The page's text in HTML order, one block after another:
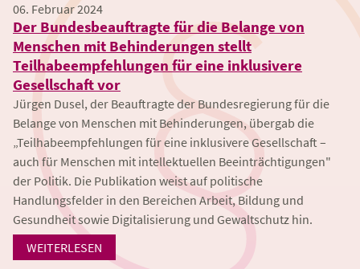
06. Februar 2024
Der Bundesbeauftragte für die Belange von
Menschen mit Behinderungen stellt
Teilhabeempfehlungen für eine inklusivere
Gesellschaft vor
Jürgen Dusel, der Beauftragte der Bundesregierung für die
Belange von Menschen mit Behinderungen, übergab die
„Teilhabeempfehlungen für eine inklusivere Gesellschaft –
auch für Menschen mit intellektuellen Beeinträchtigungen"
der Politik. Die Publikation weist auf politische
Handlungsfelder in den Bereichen Arbeit, Bildung und
Gesundheit sowie Digitalisierung und Gewaltschutz hin.
WEITERLESEN